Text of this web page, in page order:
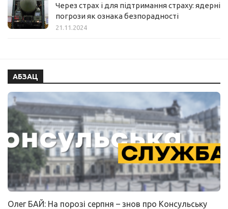
Через страх і для підтримання страху: ядерні
погрози як ознака безпорадності
21.11.2024
АБЗАЦ
Олег БАЙ: На порозі серпня – знов про Консульську